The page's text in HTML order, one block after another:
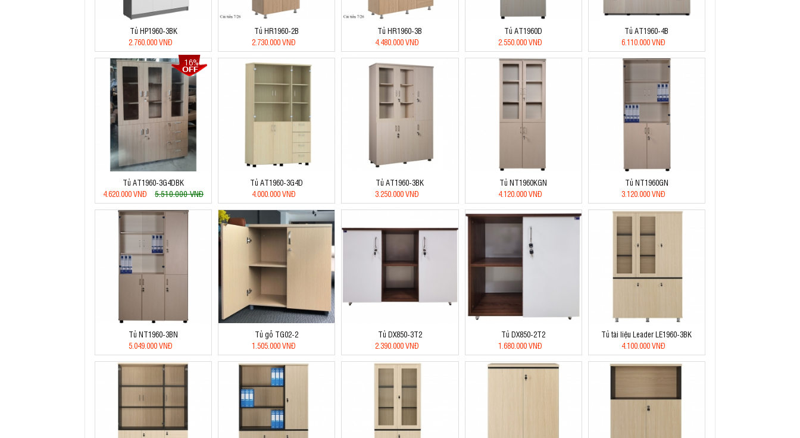
Tủ HP1960-3BK
2.760.000 VNĐ
Tủ HR1960-2B
2.730.000 VNĐ
Tủ HR1960-3B
4.480.000 VNĐ
Tủ AT1960D
2.550.000 VNĐ
Tủ AT1960-4B
6.110.000 VNĐ
16%
Tủ AT1960-3G4DBK
4.620.000 VNĐ
5.510.000 VNĐ
Tủ AT1960-3G4D
4.000.000 VNĐ
Tủ AT1960-3BK
3.250.000 VNĐ
Tủ NT1960KGN
4.120.000 VNĐ
Tủ NT1960GN
3.120.000 VNĐ
Tủ NT1960-3BN
5.049.000 VNĐ
Tủ gỗ TG02-2
1.505.000 VNĐ
Tủ DX850-3T2
2.390.000 VNĐ
Tủ DX850-2T2
1.680.000 VNĐ
Tủ tài liệu Leader LE1960-3BK
4.100.000 VNĐ